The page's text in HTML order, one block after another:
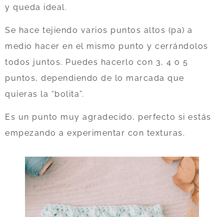
y queda ideal.
Se hace tejiendo varios puntos altos (pa) a
medio hacer en el mismo punto y cerrándolos
todos juntos. Puedes hacerlo con 3, 4 o 5
puntos, dependiendo de lo marcada que
quieras la “bolita”.
Es un punto muy agradecido, perfecto si estás
empezando a experimentar con texturas.